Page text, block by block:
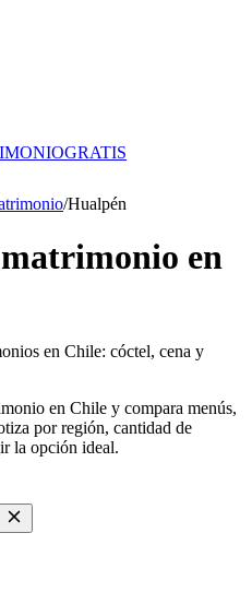
GRATIS
/Hualpén
en
en Chile: cóctel, cena y
en Chile y compara menús,
por región, cantidad de
la opción ideal.